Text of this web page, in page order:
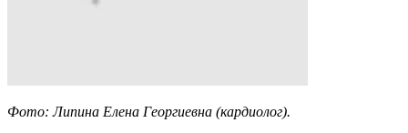
Фото: Липина Елена Георгиевна (кардиолог).